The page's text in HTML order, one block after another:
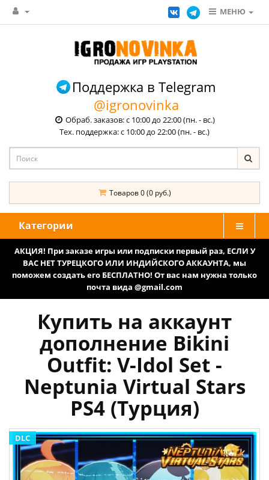
МЕНЮ
Поддержка в Telegram
@igronovinka
Обраб. заказов: с 10:00 до 22:00 (пн. - вс.)
Тех. поддержка: с 10:00 до 22:00 (пн. - вс.)
Товаров 0 (0 руб.)
Категории
АКЦИЯ! При заказе игры или подписки первый раз, ЕСЛИ У
ВАС НЕТ ТУРЕЦКОГО ИЛИ ИНДИЙСКОГО АККАУНТА, мы
поможем создать его БЕСПЛАТНО! От вас нам нужна только
почта вида @gmail.com
Купить на аккаунт
дополнение Bikini
Outfit: V-Idol Set -
Neptunia Virtual Stars
PS4 (Турция)
DLC